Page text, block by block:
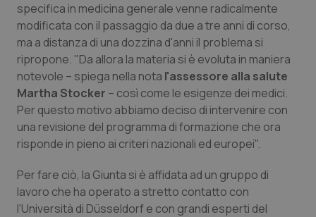
Liguria
Lombardia
Marche
Molise
Provincia Autonoma di Bolzano
Disturbi dell’umore
Dolore
Donna & Salute
Epatiti
Infezioni & Febbre
specifica in medicina generale venne radicalmente
modificata con il passaggio da due a tre anni di corso,
ma a distanza di una dozzina d'anni il problema si
ripropone. "Da allora la materia si è evoluta in maniera
notevole – spiega nella nota l'assessore alla salute
Martha Stocker – così come le esigenze dei medici.
Per questo motivo abbiamo deciso di intervenire con
una revisione del programma di formazione che ora
risponde in pieno ai criteri nazionali ed europei".
Per fare ciò, la Giunta si è affidata ad un gruppo di
lavoro che ha operato a stretto contatto con
l'Università di Düsseldorf e con grandi esperti del